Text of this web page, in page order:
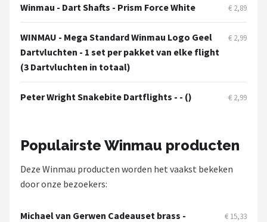
Winmau - Dart Shafts - Prism Force White € 2,89
WINMAU - Mega Standard Winmau Logo Geel
Dartvluchten - 1 set per pakket van elke flight
(3 Dartvluchten in totaal)
€ 2,99
Peter Wright Snakebite Dartflights - - () € 2,99
Populairste Winmau producten
Deze Winmau producten worden het vaakst bekeken
door onze bezoekers:
Michael van Gerwen Cadeauset brass -
€ 15,33